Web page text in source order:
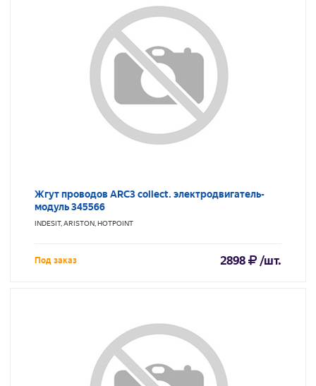
Жгут проводов ARC3 collect. электродвигатель-
модуль 345566
INDESIT, ARISTON, HOTPOINT
Под заказ 2898 /шт.